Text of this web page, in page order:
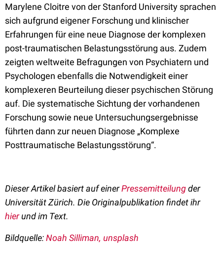
Marylene Cloitre von der Stanford University sprachen
sich aufgrund eigener Forschung und klinischer
Erfahrungen für eine neue Diagnose der komplexen
post-traumatischen Belastungsstörung aus. Zudem
zeigten weltweite Befragungen von Psychiatern und
Psychologen ebenfalls die Notwendigkeit einer
komplexeren Beurteilung dieser psychischen Störung
auf. Die systematische Sichtung der vorhandenen
Forschung sowie neue Untersuchungsergebnisse
führten dann zur neuen Diagnose „Komplexe
Posttraumatische Belastungsstörung“.
Dieser Artikel basiert auf einerPressemitteilungder
Universität Zürich. Die Originalpublikation findet ihr
hierund im Text.
Bildquelle:Noah Silliman, unsplash